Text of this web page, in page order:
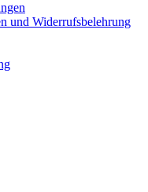
und Widerrufsbelehrung